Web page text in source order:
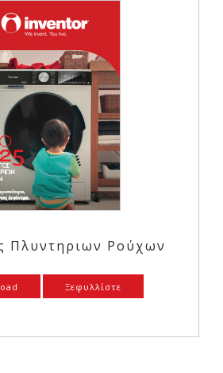
Πλυντηριων Ρούχων
Ξεφυλλίστε